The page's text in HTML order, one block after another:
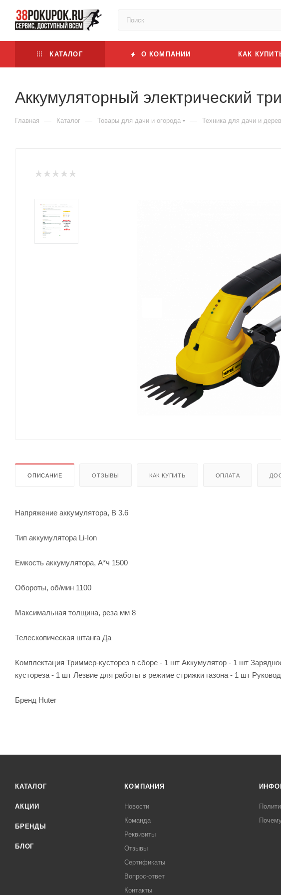
КАТАЛОГ О КОМПАНИИ КАК
Аккумуляторный электрический
Главная — Каталог — Товары для дачи и огорода — Техника для дачи и
ОПИСАНИЕ ОТЗЫВЫ КАК КУПИТЬ ОПЛАТА
Напряжение аккумулятора, В 3.6
Тип аккумулятора Li-Ion
Емкость аккумулятора, А*ч 1500
Обороты, об/мин 1100
Максимальная толщина, реза мм 8
Телескопическая штанга Да
Комплектация Триммер-кусторез в сборе - 1 шт Аккумулятор - 1 шт
кустореза - 1 шт Лезвие для работы в режиме стрижки газона - 1 шт
Бренд Huter
КАТАЛОГ
АКЦИИ
БРЕНДЫ
БЛОГ
КОМПАНИЯ
Новости
Команда
Реквизиты
Отзывы
Сертификаты
Вопрос-ответ
Контакты